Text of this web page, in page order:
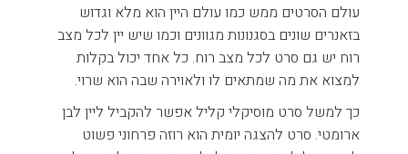
עולם הסרטים ממש כמו עולם היין הוא מלא וגדוש
בזאנרים שונים בסגנונות מגוונים וכמו שיש יין לכל מצב
רוח יש גם סרט לכל מצב רוח. כל אחד יכול בקלות
למצוא את מה שמתאים לו ולאוירה שבה הוא שרוי.
כך למשל סרט מוסיקלי קליל אפשר להקביל ליין לבן
ארומטי. סרט להצגה יומית הוא רוזה פרחוני פשוט